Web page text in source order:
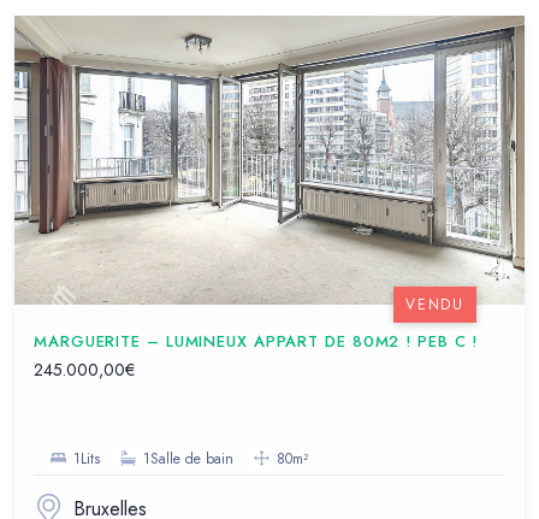
MARGUERITE – LUMINEUX APPART DE 80M2 ! PEB C !
245.000,00€
1Lits 1Salle de bain 80m²
Bruxelles
VENDU